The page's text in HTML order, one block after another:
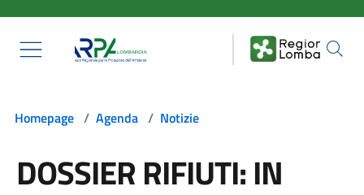
Homepage / Agenda / Notizie
DOSSIER RIFIUTI: IN